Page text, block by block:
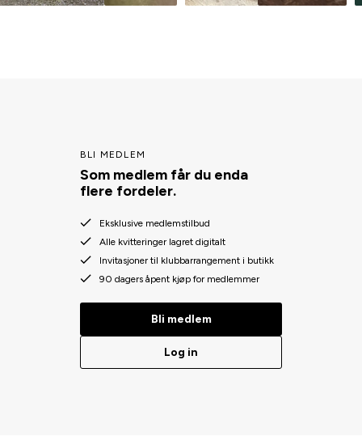
BLI MEDLEM
Som medlem får du enda
flere fordeler.
Eksklusive medlemstilbud
Alle kvitteringer lagret digitalt
Invitasjoner til klubbarrangement i butikk
90 dagers åpent kjøp for medlemmer
Bli medlem
Log in